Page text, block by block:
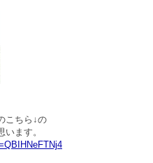
こちら↓の
ます。